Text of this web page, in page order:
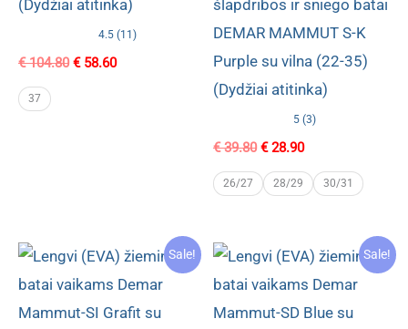
(Dydžiai atitinka)
4.5 (11)
€104.80 Original
€58.60Current
37
šlapdribos ir sniego batai
DEMAR MAMMUT S-K
Purple su vilna (22-35)
(Dydžiai atitinka)
5 (3)
€39.80 Original
was:
€ 39.80.
€28.90Current
is:
€ 28.90.
26/27 28/29 30/31
Sale! Sale!